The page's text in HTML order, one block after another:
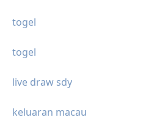
togel
togel
live draw sdy
keluaran macau